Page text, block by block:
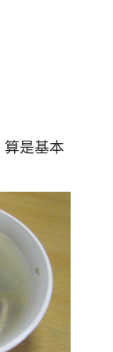
算是基本